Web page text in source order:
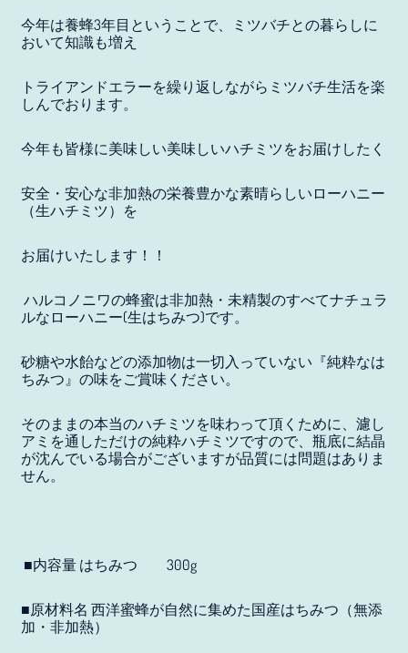
今年は養蜂3年目ということで、ミツバチとの暮らしに
おいて知識も増え
トライアンドエラーを繰り返しながらミツバチ生活を楽
しんでおります。
今年も皆様に美味しい美味しいハチミツをお届けしたく
安全・安心な非加熱の栄養豊かな素晴らしいローハニー
（生ハチミツ）を
お届けいたします！！
ハルコノニワの蜂蜜は非加熱・未精製のすべてナチュラ
ルなローハニー(生はちみつ)です。
砂糖や水飴などの添加物は一切入っていない『純粋なは
ちみつ』の味をご賞味ください。
そのままの本当のハチミツを味わって頂くために、濾し
アミを通しただけの純粋ハチミツですので、瓶底に結晶
が沈んでいる場合がございますが品質には問題はありま
せん。
■内容量 はちみつ 300g
■原材料名 西洋蜜蜂が自然に集めた国産はちみつ（無添
加・非加熱）
アイスランド (JPY ¥)
アセンション島 (JPY ¥)
アゼルバイジャン (JPY
アメリカ合衆国 (JPY ¥)
¥)